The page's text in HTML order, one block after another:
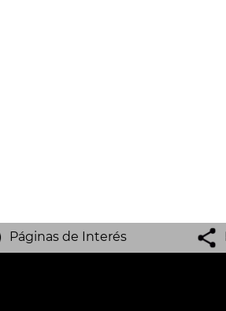
Páginas de Interés